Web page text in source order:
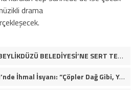
drama
MUSTAFA NECATİ IŞIK’TAN BEYLİKDÜZÜ BELEDİYESİ’NE SERT TEPKİ: “İLK AÇILDIĞI GÜNKÜ GİBİ DEĞİL!”
Beylikdüzü Emekliler Lokali’nde İhmal İsyanı: “Çöpler Dağ Gibi, Yaşlılarımız Kaderine Terk Edildi!”